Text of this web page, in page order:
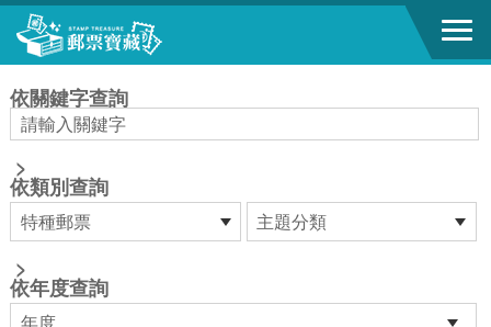
跳到主要內容區塊
依關鍵字查詢
>
依類別查詢
>
依年度查詢